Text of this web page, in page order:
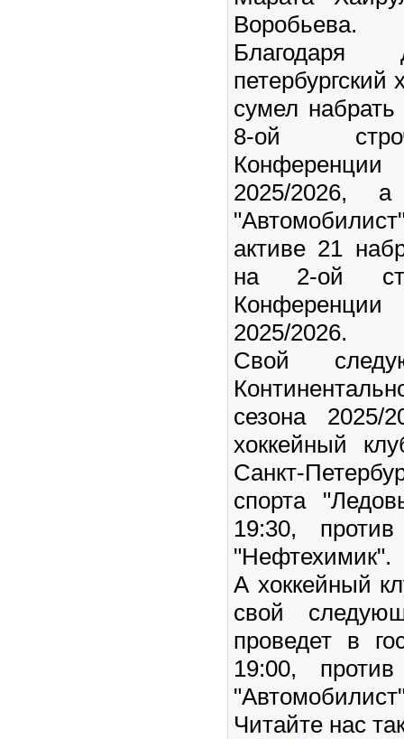
Воробьева.
Благодаря
сумел
8-ой
2025/2026,
активе 21
на 2-ой
2025/2026.
Свой
сезона 2025/
хоккейный
Санкт-
спорта
19:30, против
"Нефтехимик".
А хоккейный
свой
проведет в
19:00, против
Читайте нас